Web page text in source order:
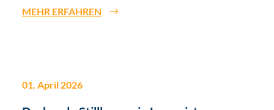
MEHR ERFAHREN
01. April 2026